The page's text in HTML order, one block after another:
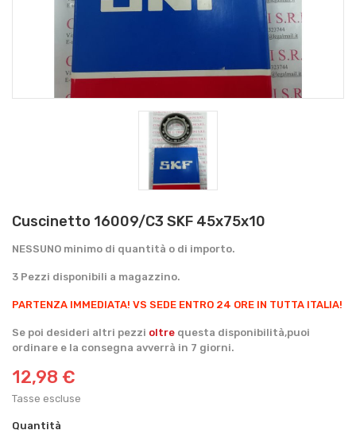
Cuscinetto 16009/C3 SKF 45x75x10
NESSUNO minimo di quantità o di importo.
3 Pezzi disponibili a magazzino.
PARTENZA IMMEDIATA! VS SEDE ENTRO 24 ORE IN TUTTA ITALIA!
Se poi desideri altri pezzi oltre questa disponibilità,puoi
ordinare e la consegna avverrà in 7 giorni.
12,98 €
Tasse escluse
Quantità